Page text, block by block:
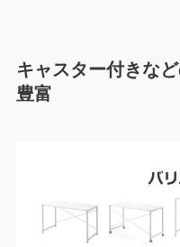
キャスター付きな
豊富